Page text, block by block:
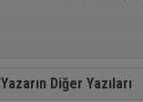
Yazarın Diğer Yazıları